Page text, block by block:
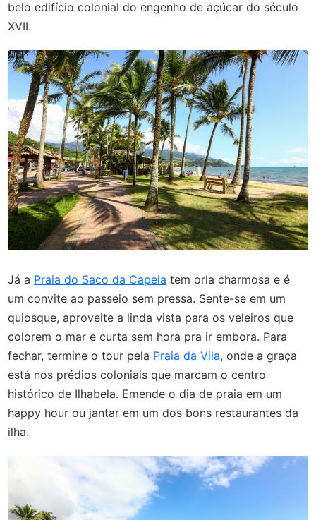
belo edifício colonial do engenho de açúcar do século
XVII.
Já a Praia do Saco da Capela tem orla charmosa e é
um convite ao passeio sem pressa. Sente-se em um
quiosque, aproveite a linda vista para os veleiros que
colorem o mar e curta sem hora pra ir embora. Para
fechar, termine o tour pela Praia da Vila, onde a graça
está nos prédios coloniais que marcam o centro
histórico de Ilhabela. Emende o dia de praia em um
happy hour ou jantar em um dos bons restaurantes da
ilha.